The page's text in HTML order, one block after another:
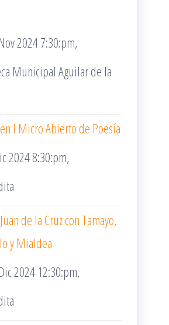
2024 7:30:pm,
Municipal Aguilar de la
I Micro Abierto de Poesía
2024 8:30:pm,
de la Cruz con Tamayo,
y Mialdea
2024 12:30:pm,